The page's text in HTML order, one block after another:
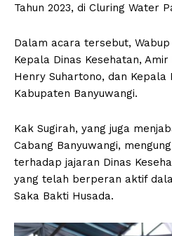
Tahun 2023, di Cluring Water
Dalam acara tersebut,
Kepala Dinas Kesehatan,
Henry Suhartono, dan Kepala
Kabupaten Banyuwangi.
Kak Sugirah, yang juga
Cabang Banyuwangi,
terhadap jajaran Dinas
yang telah berperan aktif
Saka Bakti Husada.